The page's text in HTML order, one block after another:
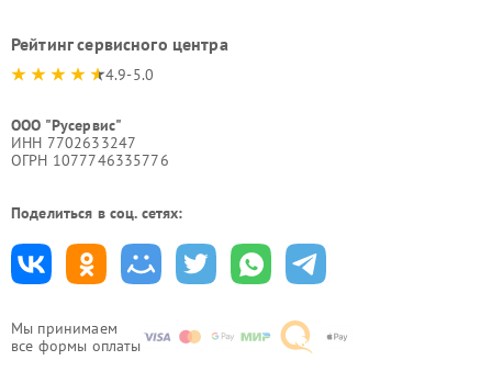
Мы принимаем
все формы оплаты
Рейтинг сервисного центра
4.9-5.0
ООО "Русервис"
ИНН 7702633247
ОГРН 1077746335776
Поделиться в соц. сетях: